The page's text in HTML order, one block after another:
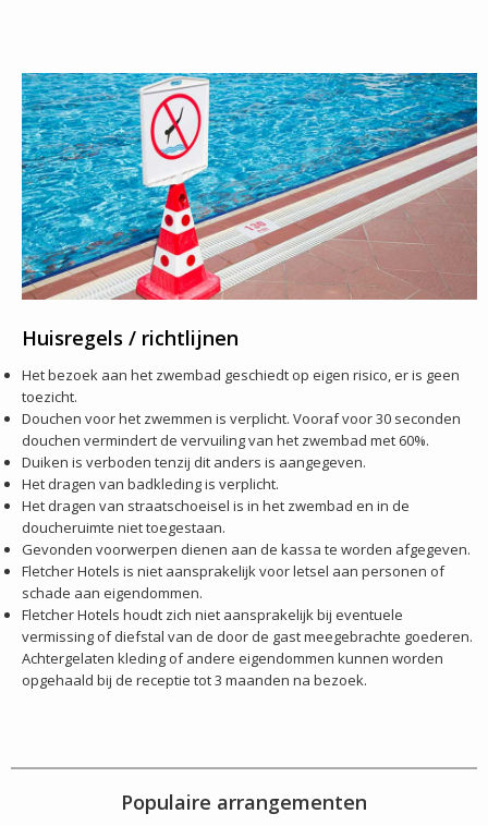
Huisregels / richtlijnen
Het bezoek aan het zwembad geschiedt op eigen risico, er is geen
toezicht.
Douchen voor het zwemmen is verplicht. Vooraf voor 30 seconden
douchen vermindert de vervuiling van het zwembad met 60%.
Duiken is verboden tenzij dit anders is aangegeven.
Het dragen van badkleding is verplicht.
Het dragen van straatschoeisel is in het zwembad en in de
doucheruimte niet toegestaan.
Gevonden voorwerpen dienen aan de kassa te worden afgegeven.
Fletcher Hotels is niet aansprakelijk voor letsel aan personen of
schade aan eigendommen.
Fletcher Hotels houdt zich niet aansprakelijk bij eventuele
vermissing of diefstal van de door de gast meegebrachte goederen.
Achtergelaten kleding of andere eigendommen kunnen worden
opgehaald bij de receptie tot 3 maanden na bezoek.
Populaire arrangementen